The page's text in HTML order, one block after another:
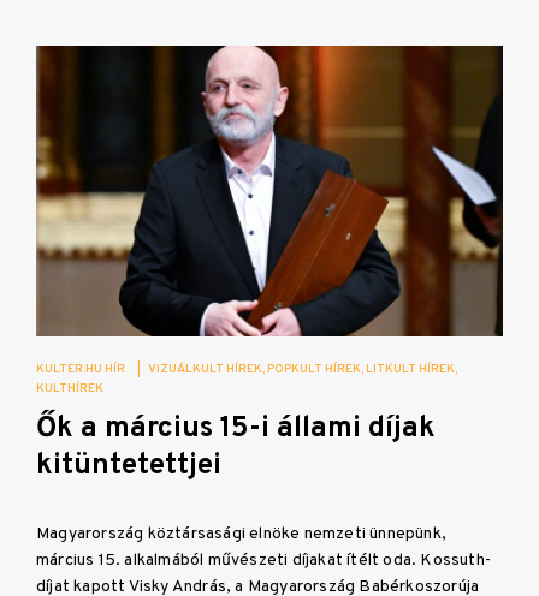
KULTER.HU HÍR VIZUÁLKULT HÍREK POPKULT HÍREK LITKULT HÍREK
KULTHÍREK
Ők a március 15-i állami díjak
kitüntetettjei
Magyarország köztársasági elnöke nemzeti ünnepünk,
március 15. alkalmából művészeti díjakat ítélt oda. Kossuth-
díjat kapott Visky András, a Magyarország Babérkoszorúja